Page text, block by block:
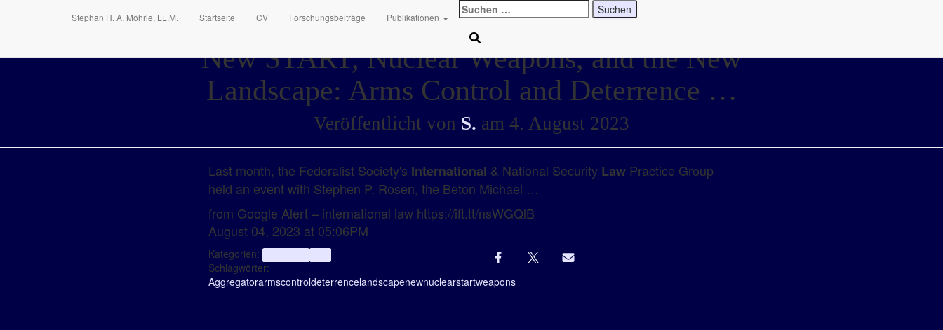
Stephan H. A. Möhrle, LL.M. Startseite CV Forschungsbeiträge Publikationen
Suchen
nach:
New START, Nuclear Weapons, and the New
Landscape: Arms Control and Deterrence …
Veröffentlicht von S. am 4. August 2023
Last month, the Federalist Society's International & National Security Law Practice Group
held an event with Stephen P. Rosen, the Beton Michael …
from Google Alert – international law https://ift.tt/nsWGQlB
August 04, 2023 at 05:06PM
Kategorien:
Schlagwörter:
Aggregatorarmscontroldeterrencelandscapenewnuclearstartweapons